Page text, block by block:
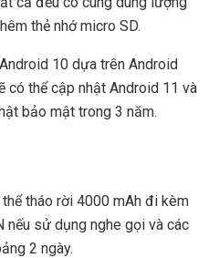
thẻ nhớ micro SD.
10 dựa trên Android
có thể cập nhật Android 11 và
bảo mật trong 3 năm.
tháo rời 4000 mAh đi kèm
nếu sử dụng nghe gọi và các
2 ngày.